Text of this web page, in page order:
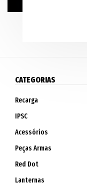
CATEGORIAS
Recarga
IPSC
Acessórios
Peças Armas
Red Dot
Lanternas